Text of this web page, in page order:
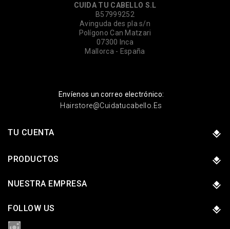
CUIDA TU CABELLO S.L
B57999252
Avinguda des pla s/n
Polígono Can Matzari
07300 Inca
Mallorca - España
Envíenos un correo electrónico:
Hairstore@cuidatucabello.es
TU CUENTA
PRODUCTOS
NUESTRA EMPRESA
FOLLOW US